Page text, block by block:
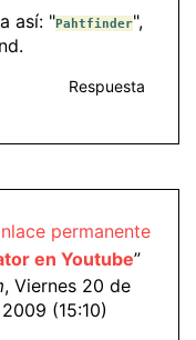
así: "Pahtfinder",
Respuesta
permanente
en Youtube”
, Viernes 20 de
(15:10)